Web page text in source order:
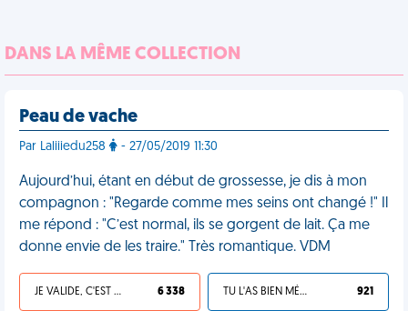
DANS LA MÊME COLLECTION
Peau de vache
Par Laliiiedu258 - 27/05/2019 11:30
Aujourd’hui, étant en début de grossesse, je dis à mon
compagnon : "Regarde comme mes seins ont changé !" Il
me répond : "C’est normal, ils se gorgent de lait. Ça me
donne envie de les traire." Très romantique. VDM
JE VALIDE, C'EST UNE VDM 6 338 TU L'AS BIEN MÉRITÉ 921